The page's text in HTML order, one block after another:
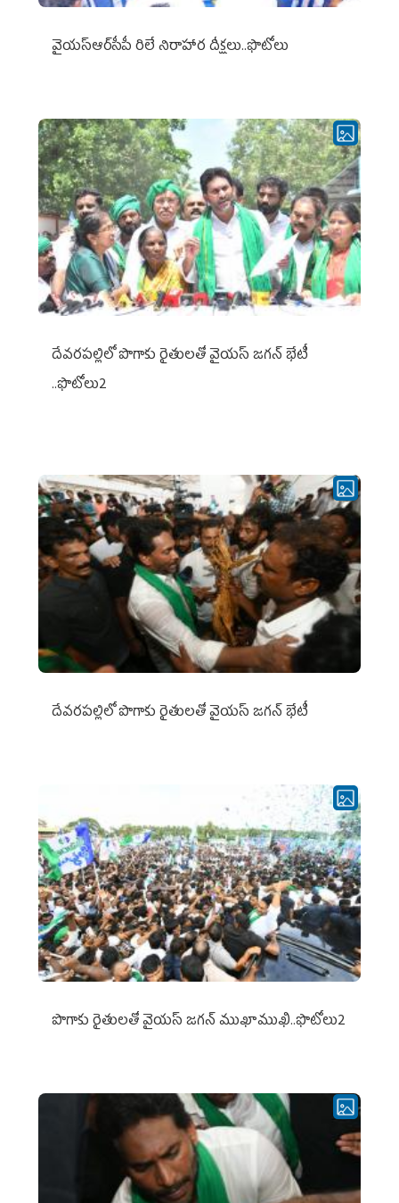
వైయ‌స్ఆర్‌సీపీ రిలే నిరాహార దీక్షలు..ఫొటోలు
దేవరపల్లిలో పొగాకు రైతులతో వైయస్ జగన్ భేటీ
..ఫొటోలు2
దేవరపల్లిలో పొగాకు రైతులతో వైయస్ జగన్ భేటీ
పొగాకు రైతుల‌తో వైయ‌స్ జ‌గ‌న్ ముఖాముఖి..ఫొటోలు2